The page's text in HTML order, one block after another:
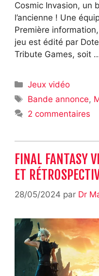
Cosmic Invasion, un
l’ancienne ! Une
Première
jeu est édité par
Tribute Games, soit
Catégories
Jeux vidéo
Étiquettes
Bande annonce,
2 commentaires
FINAL FANTASY
ET
28/05/2024 par Dr